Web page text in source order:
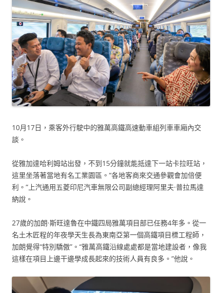
10月17日，乘客外行駛中的雅萬高鐵高速動車組列車車廂內交
談。
從雅加達哈利姆站出發，不到15分鐘就能抵達下一站卡拉旺站，
這里坐落著當地有名工業園區。“各地客商來交通參觀會加倍便
利。”上汽通用五菱印尼汽車無限公司副總經理阿里夫·普拉馬達
納說。
27歲的加朗·斯旺達魯在中鐵四局雅萬項目部已任務4年多。從一
名土木匠程的年夜學天生長為東南亞第一個高鐵項目標工程師，
加朗覺得“特別驕傲”。“雅萬高鐵沿線處處都是當地建設者，像我
這樣在項目上邊干邊學成長起來的技術人員有良多。”他說。